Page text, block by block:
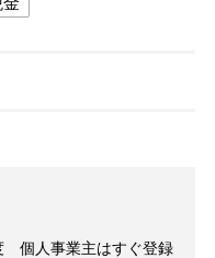
個人事業主はすぐ登録